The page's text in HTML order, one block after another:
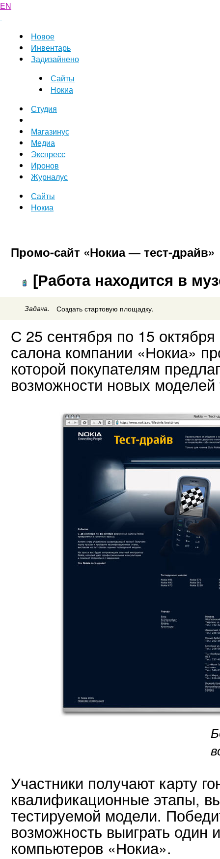
EN
Новое
Инвентарь
Задизайнено
Сайты
Нокиа
Студия
Магазинус
Медиа
Экспресс
Иронов
Журналус
Сайты
Нокиа
Промо-сайт «Нокиа — тест-драйв»
[Работа находится в
Задача. Создать стартовую площадку.
С 25 сентября по 15
салона компании «Нокиа»
которой покупателям
возможности новых
Участники получают карту
квалификационные этапы,
тестируемой модели.
возможность выиграть один
компьютеров «Нокиа».